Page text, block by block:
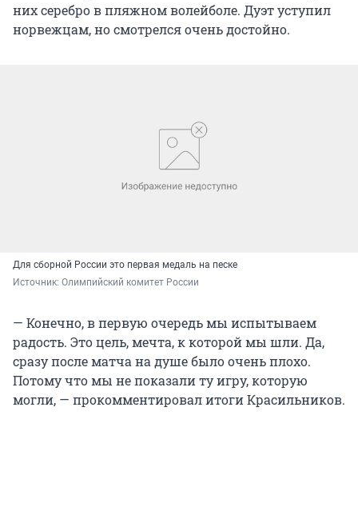
них серебро в пляжном волейболе. Дуэт уступил
норвежцам, но смотрелся очень достойно.
Для сборной России это первая медаль на песке
Источник: Олимпийский комитет России
— Конечно, в первую очередь мы испытываем
радость. Это цель, мечта, к которой мы шли. Да,
сразу после матча на душе было очень плохо.
Потому что мы не показали ту игру, которую
могли, — прокомментировал итоги Красильников.